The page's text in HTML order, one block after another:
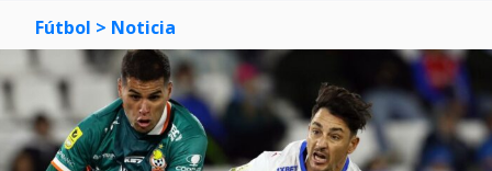
Fútbol > Noticia